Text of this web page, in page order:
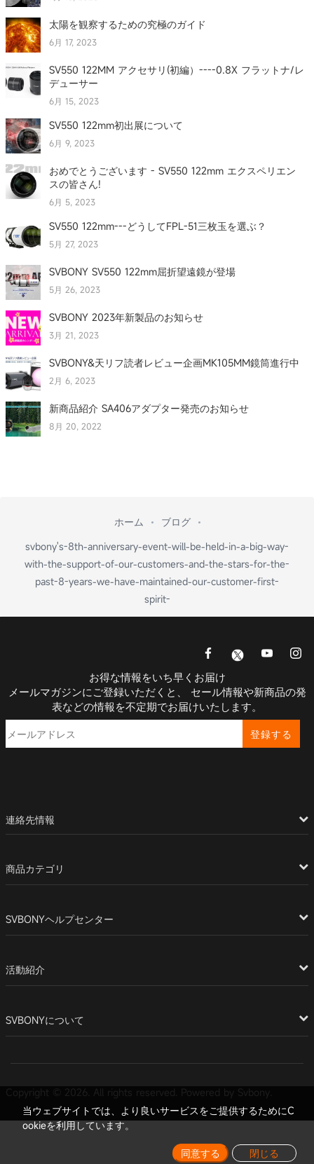
太陽を観察するための究極のガイド
6月 17, 2023
SV550 122MM アクセサリ(初編）----0.8X フラットナ/レ
デューサー
6月 15, 2023
SV550 122mm初出展について
6月 9, 2023
おめでとうございます - SV550 122mm エクスペリエン
スの皆さん!
6月 5, 2023
SV550 122mm---どうしてFPL-51三枚玉を選ぶ？
5月 27, 2023
SVBONY SV550 122mm屈折望遠鏡が登場
5月 26, 2023
SVBONY 2023年新製品のお知らせ
3月 21, 2023
SVBONY&天リフ読者レビュー企画MK105MM鏡筒進行中
2月 6, 2023
新商品紹介 SA406アダプター発売のお知らせ
8月 20, 2022
ホーム
ブログ
svbony's-8th-anniversary-event-will-be-held-in-a-big-way-
with-the-support-of-our-customers-and-the-stars-for-the-
past-8-years-we-have-maintained-our-customer-first-
spirit-
お得な情報をいち早くお届け
メールマガジンにご登録いただくと、 セール情報や新商品の発
表などの情報を不定期でお届けいたします。
登録する
連絡先情報
商品カテゴリ
SVBONYヘルプセンター
活動紹介
SVBONYについて
当ウェブサイトでは、より良いサービスをご提供するためにC
ookieを利用しています。
同意する 閉じる